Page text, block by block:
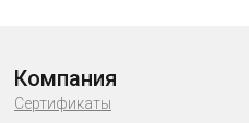
Компания
Сертификаты